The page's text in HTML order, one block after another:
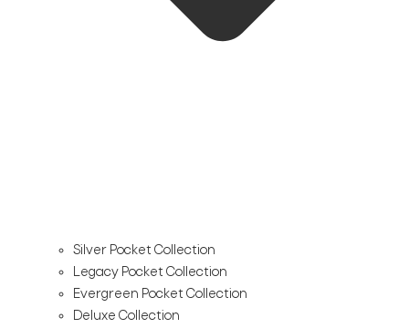
Silver Pocket Collection
Legacy Pocket Collection
Evergreen Pocket Collection
Deluxe Collection